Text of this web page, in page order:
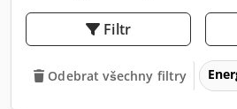
Filtr
Odebrat všechny filtry